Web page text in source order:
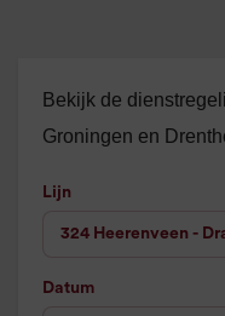
Bekijk de
Groningen en
Lijn
Datum